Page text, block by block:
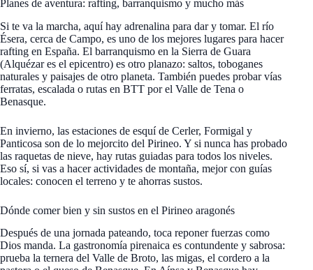
Planes de aventura: rafting, barranquismo y mucho más
Si te va la marcha, aquí hay adrenalina para dar y tomar. El río
Ésera, cerca de Campo, es uno de los mejores lugares para hacer
rafting en España. El barranquismo en la Sierra de Guara
(Alquézar es el epicentro) es otro planazo: saltos, toboganes
naturales y paisajes de otro planeta. También puedes probar vías
ferratas, escalada o rutas en BTT por el Valle de Tena o
Benasque.
En invierno, las estaciones de esquí de Cerler, Formigal y
Panticosa son de lo mejorcito del Pirineo. Y si nunca has probado
las raquetas de nieve, hay rutas guiadas para todos los niveles.
Eso sí, si vas a hacer actividades de montaña, mejor con guías
locales: conocen el terreno y te ahorras sustos.
Dónde comer bien y sin sustos en el Pirineo aragonés
Después de una jornada pateando, toca reponer fuerzas como
Dios manda. La gastronomía pirenaica es contundente y sabrosa:
prueba la ternera del Valle de Broto, las migas, el cordero a la